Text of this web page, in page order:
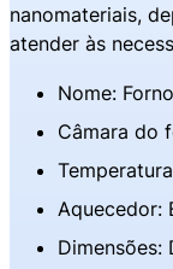
nanomateriais,
atender às
Nome:
Câmara do
Aquecedor:
Dimensões: